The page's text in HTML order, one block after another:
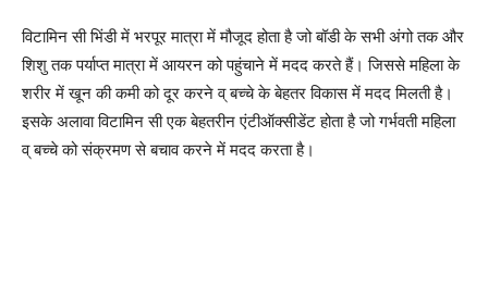
विटामिन सी भिंडी में भरपूर मात्रा में मौजूद होता है जो बॉडी के सभी अंगो तक और
शिशु तक पर्याप्त मात्रा में आयरन को पहुंचाने में मदद करते हैं। जिससे महिला के
शरीर में खून की कमी को दूर करने व् बच्चे के बेहतर विकास में मदद मिलती है।
इसके अलावा विटामिन सी एक बेहतरीन एंटीऑक्सीडेंट होता है जो गर्भवती महिला
व् बच्चे को संक्रमण से बचाव करने में मदद करता है।